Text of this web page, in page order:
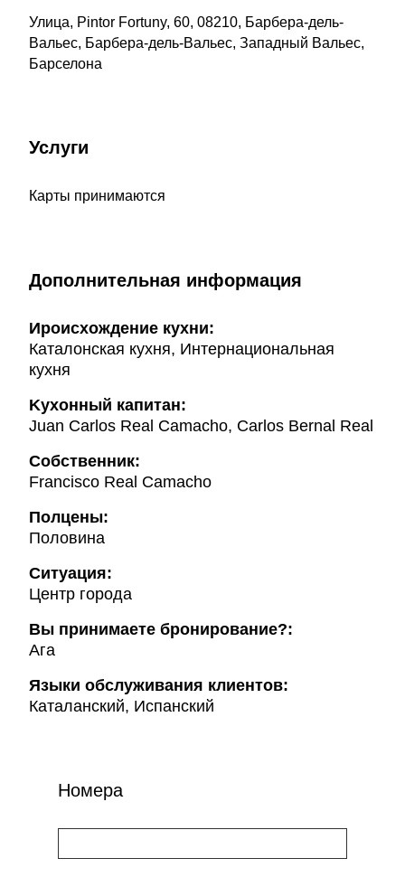
Улица, Pintor Fortuny, 60, 08210, Барбера-дель-
Вальес, Барбера-дель-Вальес, Западный Вальес,
Барселона
Услуги
Карты принимаются
Дополнительная информация
Ироисхождение кухни:
Каталонская кухня, Интернациональная
кухня
Kухонный капитан:
Juan Carlos Real Camacho, Carlos Bernal Real
Собственник:
Francisco Real Camacho
Полцены:
Половина
Ситуация:
Центр города
Вы принимаете бронирование?:
Ага
Языки обслуживания клиентов:
Каталанский, Испанский
Номера